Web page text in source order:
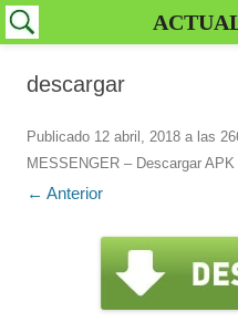
descargar
Publicado 12 abril, 2018 a las
MESSENGER – Descargar
← Anterior